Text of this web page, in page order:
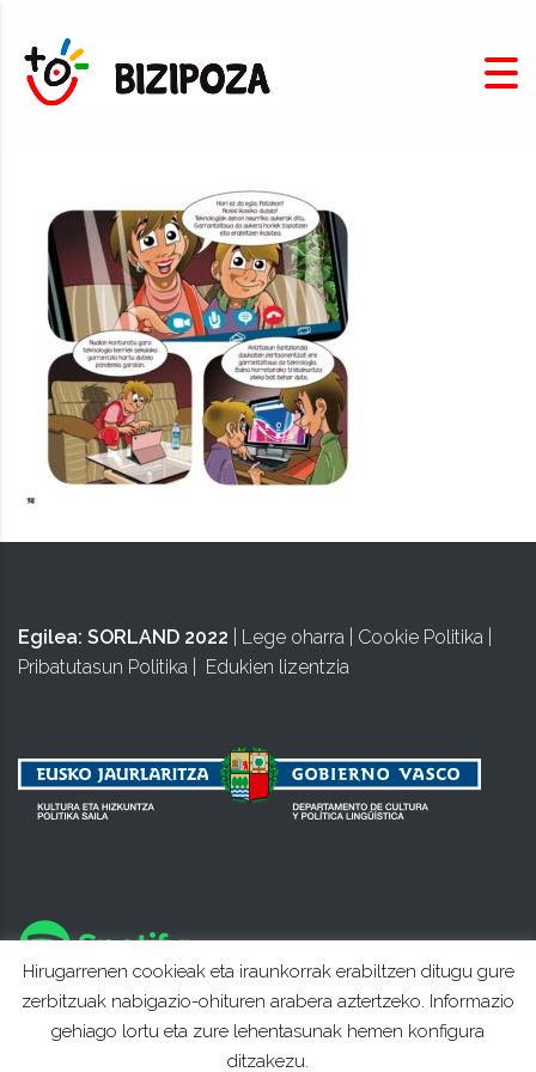
Egilea: SORLAND 2022 Lege oharra Cookie Politika
Pribatutasun Politika
Edukien lizentzia
Hirugarrenen cookieak eta iraunkorrak erabiltzen ditugu gure
zerbitzuak nabigazio-ohituren arabera aztertzeko. Informazio
gehiago lortu eta zure lehentasunak hemen konfigura
ditzakezu.